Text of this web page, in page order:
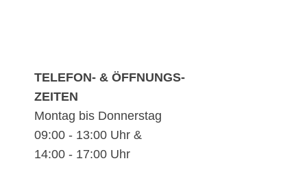
TELEFON- & ÖFFNUNGS-
ZEITEN
Montag bis Donnerstag
09:00 - 13:00 Uhr &
14:00 - 17:00 Uhr